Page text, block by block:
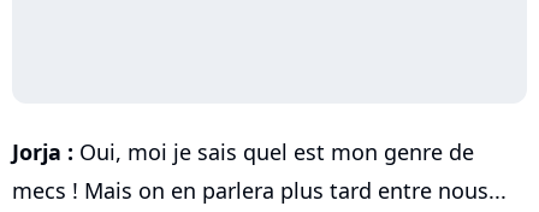
Jorja : Oui, moi je sais quel est mon genre de
mecs ! Mais on en parlera plus tard entre nous...